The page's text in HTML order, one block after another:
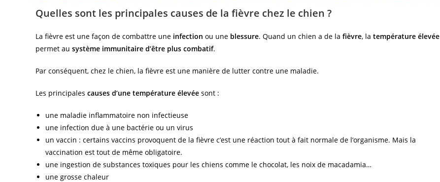
Quelles sont les principales causes de la fièvre chez le chien ?
La fièvre est une façon de combattre une infection ou une blessure. Quand un chien a de la fièvre, la température élevée
permet au système immunitaire d’être plus combatif.
Par conséquent, chez le chien, la fièvre est une manière de lutter contre une maladie.
Les principales causes d’une température élevée sont :
une maladie inflammatoire non infectieuse
une infection due à une bactérie ou un virus
un vaccin : certains vaccins provoquent de la fièvre c’est une réaction tout à fait normale de l’organisme. Mais la
vaccination est tout de même obligatoire.
une ingestion de substances toxiques pour les chiens comme le chocolat, les noix de macadamia…
une grosse chaleur